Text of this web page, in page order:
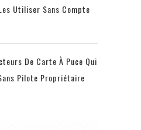
Utiliser Sans Compte
De Carte À Puce Qui
Pilote Propriétaire